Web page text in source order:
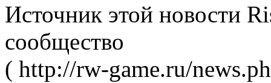
Источник этой новости
сообщество
( http://rw-game.ru/